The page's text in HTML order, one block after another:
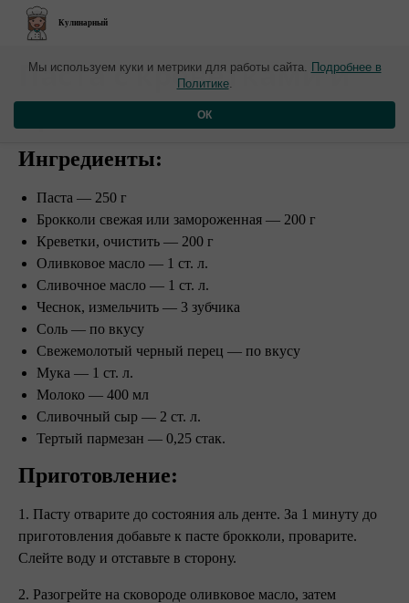
Кулинарный
​Паста с креветками и
брокколи
Ингредиенты:
Паста — 250 г
Брокколи свежая или замороженная — 200 г
Креветки, очистить — 200 г
Оливковое масло — 1 ст. л.
Сливочное масло — 1 ст. л.
Чеснок, измельчить — 3 зубчика
Соль — по вкусу
Свежемолотый черный перец — по вкусу
Мука — 1 ст. л.
Молоко — 400 мл
Сливочный сыр — 2 ст. л.
Тертый пармезан — 0,25 стак.
Приготовление:
1. Пасту отварите до состояния аль денте. За 1 минуту до
приготовления добавьте к пасте брокколи, проварите.
Слейте воду и отставьте в сторону.
2. Разогрейте на сковороде оливковое масло, затем
Мы используем куки и метрики для работы сайта. Подробнее в
Политике.
ОК